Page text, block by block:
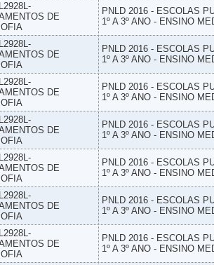
DE
PNLD 2016 - ESCOLAS
1º A 3º ANO - ENSINO
DE
PNLD 2016 - ESCOLAS
1º A 3º ANO - ENSINO
DE
PNLD 2016 - ESCOLAS
1º A 3º ANO - ENSINO
DE
PNLD 2016 - ESCOLAS
1º A 3º ANO - ENSINO
DE
PNLD 2016 - ESCOLAS
1º A 3º ANO - ENSINO
DE
PNLD 2016 - ESCOLAS
1º A 3º ANO - ENSINO
DE
PNLD 2016 - ESCOLAS
1º A 3º ANO - ENSINO